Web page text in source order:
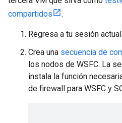
compartidos
.
Regresa a tu sesión
Crea una secuencia de
los nodos de WSFC. La
instala la función
de firewall para WSFC y